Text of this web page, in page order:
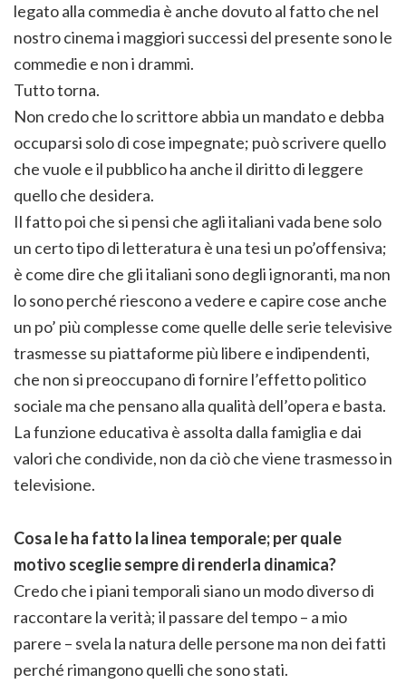
legato alla commedia è anche dovuto al fatto che nel
nostro cinema i maggiori successi del presente sono le
commedie e non i drammi.
Tutto torna.
Non credo che lo scrittore abbia un mandato e debba
occuparsi solo di cose impegnate; può scrivere quello
che vuole e il pubblico ha anche il diritto di leggere
quello che desidera.
Il fatto poi che si pensi che agli italiani vada bene solo
un certo tipo di letteratura è una tesi un po’offensiva;
è come dire che gli italiani sono degli ignoranti, ma non
lo sono perché riescono a vedere e capire cose anche
un po’ più complesse come quelle delle serie televisive
trasmesse su piattaforme più libere e indipendenti,
che non si preoccupano di fornire l’effetto politico
sociale ma che pensano alla qualità dell’opera e basta.
La funzione educativa è assolta dalla famiglia e dai
valori che condivide, non da ciò che viene trasmesso in
televisione.
Cosa le ha fatto la linea temporale; per quale
motivo sceglie sempre di renderla dinamica?
Credo che i piani temporali siano un modo diverso di
raccontare la verità; il passare del tempo – a mio
parere – svela la natura delle persone ma non dei fatti
perché rimangono quelli che sono stati.